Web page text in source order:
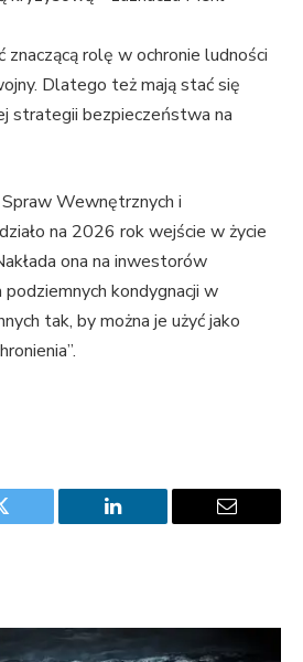
znaczącą rolę w ochronie ludności
Dlatego też mają stać się
strategii bezpieczeństwa na
Wewnętrznych i
na 2026 rok wejście w życie
ona na inwestorów
kondygnacji w
tak, by można je użyć jako
LinkedIn Email